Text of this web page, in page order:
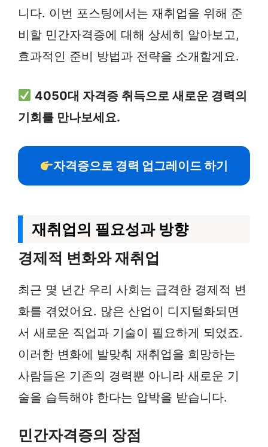
니다. 이번 포스팅에서는 재취업을 위해 준
비할 민간자격증에 대해 상세히 알아보고,
효과적인 준비 방법과 전략을 소개할게요.
4050대 자격증 취득으로 새로운 경력의
기회를 만나보세요.
자격증으로 경력 업그레이드 하기
재취업의 필요성과 방향
경제적 변화와 재취업
최근 몇 년간 우리 사회는 급격한 경제적 변
화를 겪었어요. 많은 산업이 디지털화되면
서 새로운 직업과 기술이 필요하게 되었죠.
이러한 변화에 발맞춰 재취업을 희망하는
사람들은 기존의 경력뿐 아니라 새로운 기
술을 습득해야 한다는 압박을 받습니다.
민간자격증의 장점